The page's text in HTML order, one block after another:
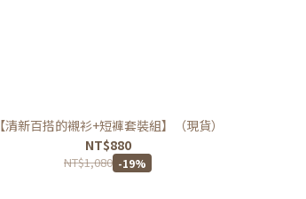
【清新百搭的襯衫+短褲套裝組】（現貨）
NT$880
NT$1,080 -19%